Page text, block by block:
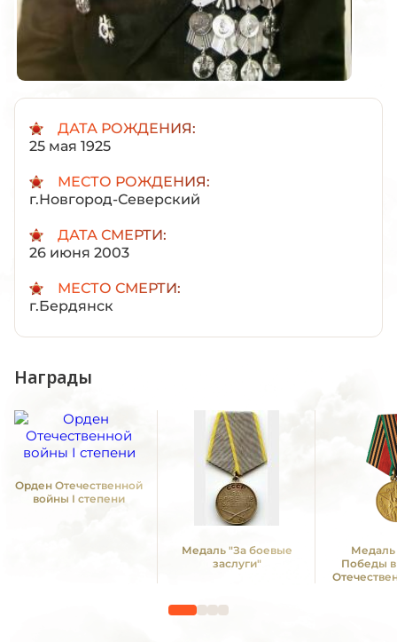
ДАТА РОЖДЕНИЯ:
25 мая 1925
МЕСТО РОЖДЕНИЯ:
г.Новгород-Северский
ДАТА СМЕРТИ:
26 июня 2003
МЕСТО СМЕРТИ:
г.Бердянск
Награды
Орден Отечественной
войны I степени
Медаль "За боевые
заслуги"
Медаль
Победы